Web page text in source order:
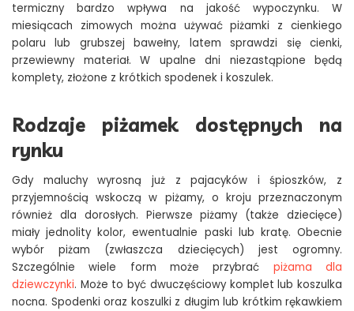
termiczny bardzo wpływa na jakość wypoczynku. W
miesiącach zimowych można używać piżamki z cienkiego
polaru lub grubszej bawełny, latem sprawdzi się cienki,
przewiewny materiał. W upalne dni niezastąpione będą
komplety, złożone z krótkich spodenek i koszulek.
Rodzaje piżamek dostępnych na
rynku
Gdy maluchy wyrosną już z pajacyków i śpioszków, z
przyjemnością wskoczą w piżamy, o kroju przeznaczonym
również dla dorosłych. Pierwsze piżamy (także dziecięce)
miały jednolity kolor, ewentualnie paski lub kratę. Obecnie
wybór piżam (zwłaszcza dziecięcych) jest ogromny.
Szczególnie wiele form może przybrać piżama dla
dziewczynki. Może to być dwuczęściowy komplet lub koszulka
nocna. Spodenki oraz koszulki z długim lub krótkim rękawkiem